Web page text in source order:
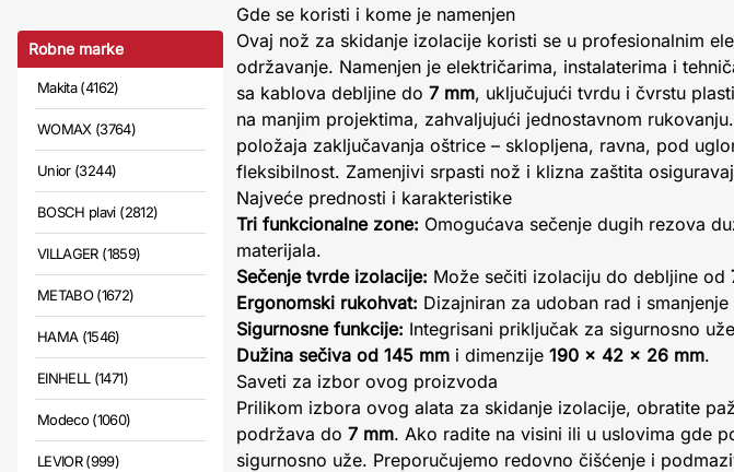
Robne marke
Makita (4162)
WOMAX (3764)
Unior (3244)
BOSCH plavi (2812)
VILLAGER (1859)
METABO (1672)
HAMA (1546)
EINHELL (1471)
Modeco (1060)
LEVIOR (999)
Gde se koristi i kome je namenjen
Ovaj nož za skidanje izolacije koristi se u profesionalnim
održavanje. Namenjen je električarima, instalaterima i
sa kablova debljine do 7 mm, uključujući tvrdu i čvrstu
na manjim projektima, zahvaljujući jednostavnom
položaja zaključavanja oštrice – sklopljena, ravna, pod
fleksibilnost. Zamenjivi srpasti nož i klizna zaštita
Najveće prednosti i karakteristike
Tri funkcionalne zone: Omogućava sečenje dugih rezova
materijala.
Sečenje tvrde izolacije: Može sečiti izolaciju do debljine od
Ergonomski rukohvat: Dizajniran za udoban rad i smanjenje
Sigurnosne funkcije: Integrisani priključak za sigurnosno
Dužina sečiva od 145 mm i dimenzije 190 x 42 x 26 mm.
Saveti za izbor ovog proizvoda
Prilikom izbora ovog alata za skidanje izolacije, obratite
podržava do 7 mm. Ako radite na visini ili u uslovima gde
sigurnosno uže. Preporučujemo redovno čišćenje i